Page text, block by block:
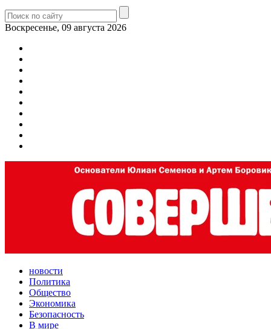
Воскресенье, 09 августа 2026
новости
Политика
Общество
Экономика
Безопасность
В мире